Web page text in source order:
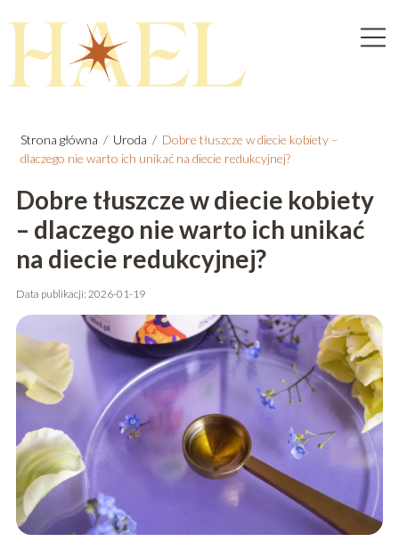
Strona główna / Uroda / Dobre tłuszcze w diecie kobiety –
dlaczego nie warto ich unikać na diecie redukcyjnej?
Dobre tłuszcze w diecie kobiety
– dlaczego nie warto ich unikać
na diecie redukcyjnej?
Data publikacji: 2026-01-19